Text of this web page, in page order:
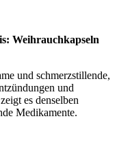
Weihrauchkapseln
und schmerzstillende,
und
es denselben
Medikamente.